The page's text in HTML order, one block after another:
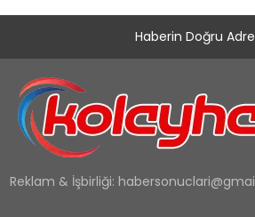
Haberin Doğru
Reklam & İşbirliği: